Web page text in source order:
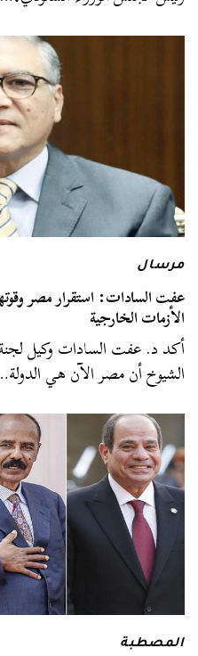
مرسال
عفت السادات: استقرار مصر
الأزمات الخارجية
أكد د. عفت السادات وكيل
الشيوخ أن مصر الآن هي
المصطبة